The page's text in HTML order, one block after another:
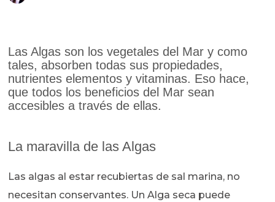
Las Algas son los vegetales del Mar y como
tales, absorben todas sus propiedades,
nutrientes elementos y vitaminas. Eso hace,
que todos los beneficios del Mar sean
accesibles a través de ellas.
La maravilla de las Algas
Las algas al estar recubiertas de sal marina, no
necesitan conservantes. Un Alga seca puede